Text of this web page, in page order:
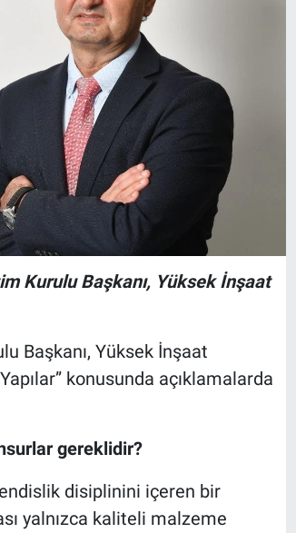
Kurulu Başkanı, Yüksek İnşaat
Başkanı, Yüksek İnşaat
konusunda açıklamalarda
gereklidir?
disiplinini içeren bir
yalnızca kaliteli malzeme